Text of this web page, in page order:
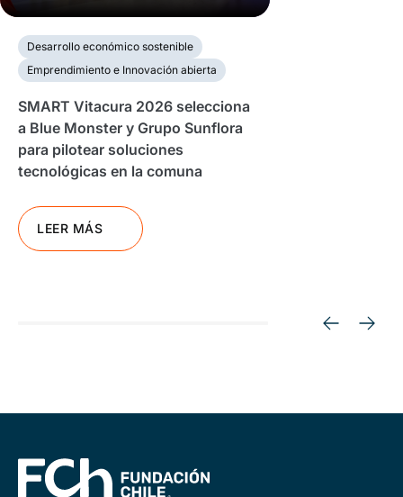
Desarrollo económico sostenible
Emprendimiento e Innovación abierta
SMART Vitacura 2026 selecciona
a Blue Monster y Grupo Sunflora
para pilotear soluciones
tecnológicas en la comuna
LEER MÁS